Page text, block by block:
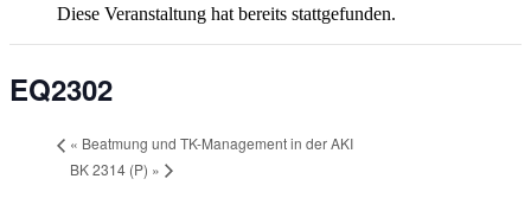
Diese Veranstaltung hat bereits stattgefunden.
EQ2302
« Beatmung und TK-Management in der AKI
BK 2314 (P) »